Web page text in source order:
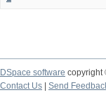
DSpace software copyright
Contact Us
Send